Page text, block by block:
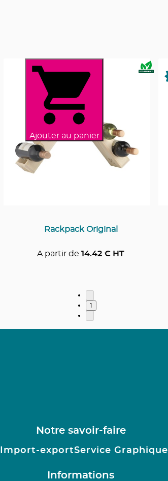
Ajouter au panier
Rackpack Original
A partir de 14.42 € HT
1
Notre savoir-faire
Import-exportService Graphique
Informations